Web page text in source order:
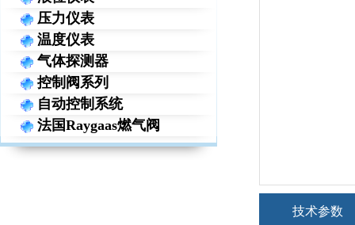
压力仪表
温度仪表
气体探测器
控制阀系列
自动控制系统
法国Raygaas燃气阀
技术参数